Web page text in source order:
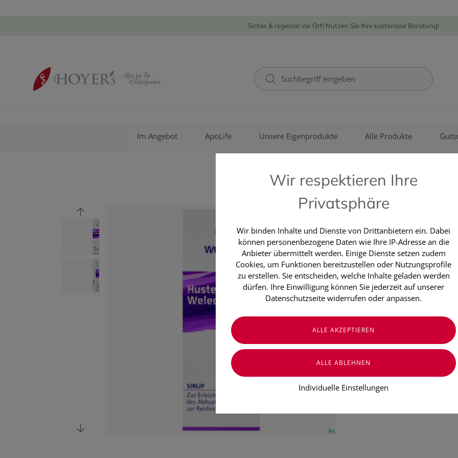
Sicher & regional vor Ort! Nutzen Sie Ihre kostenlose Beratung!
Im Angebot ApoLife Unsere Eigenprodukte Alle Produkte
WELEDA GMBH & CO KG
Weleda
In Aktion! Unser ehemaliger
€ 13,95
/ 100 ml
Preis inkl. MwSt.
zzgl. Versandkosten
Wir respektieren Ihre
Privatsphäre
Wir binden Inhalte und Dienste von Drittanbietern ein. Dabei
können personenbezogene Daten wie Ihre IP-Adresse an die
Anbieter übermittelt werden. Einige Dienste setzen zudem
Cookies, um Funktionen bereitzustellen oder Nutzungsprofile
zu erstellen. Sie entscheiden, welche Inhalte geladen werden
dürfen. Ihre Einwilligung können Sie jederzeit auf unserer
Datenschutzseite widerrufen oder anpassen.
Individuelle Einstellungen